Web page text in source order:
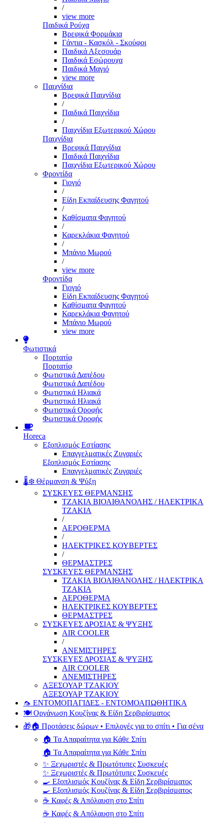
/
view more
Παιδικά Ρούχα
Βρεφικά Φορμάκια
Γάντια - Κασκόλ - Σκούφοι
Παιδικά Αξεσουάρ
Παιδικά Εσώρουχα
Παιδικά Μαγιό
view more
Παιχνίδια
Βρεφικά Παιχνίδια
/
Παιδικά Παιχνίδια
/
Παιχνίδια Εξωτερικού Χώρου
Παιχνίδια
Βρεφικά Παιχνίδια
Παιδικά Παιχνίδια
Παιχνίδια Εξωτερικού Χώρου
Φροντίδα
Γιογιό
/
Είδη Εκπαίδευσης Φαγητού
/
Καθίσματα Φαγητού
/
Καρεκλάκια Φαγητού
/
Μπάνιο Μωρού
/
view more
Φροντίδα
Γιογιό
Είδη Εκπαίδευσης Φαγητού
Καθίσματα Φαγητού
Καρεκλάκια Φαγητού
Μπάνιο Μωρού
view more
Φωτιστικά
Πορτατίφ
Πορτατίφ
Φωτιστικά Δαπέδου
Φωτιστικά Δαπέδου
Φωτιστικά Ηλιακά
Φωτιστικά Ηλιακά
Φωτιστικά Οροφής
Φωτιστικά Οροφής
Horeca
Εξοπλισμός Εστίασης
Επαγγελματικές Ζυγαριές
Εξοπλισμός Εστίασης
Επαγγελματικές Ζυγαριές
🌡️❄️ Θέρμανση & Ψύξη
ΣΥΣΚΕΥΕΣ ΘΕΡΜΑΝΣΗΣ
ΤΖΑΚΙΑ ΒΙΟΑΙΘΑΝΟΛΗΣ / ΗΛΕΚΤΡΙΚΑ
ΤΖΑΚΙΑ
/
ΑΕΡΟΘΕΡΜΑ
/
ΗΛΕΚΤΡΙΚΕΣ ΚΟΥΒΕΡΤΕΣ
/
ΘΕΡΜΑΣΤΡΕΣ
ΣΥΣΚΕΥΕΣ ΘΕΡΜΑΝΣΗΣ
ΤΖΑΚΙΑ ΒΙΟΑΙΘΑΝΟΛΗΣ / ΗΛΕΚΤΡΙΚΑ
ΤΖΑΚΙΑ
ΑΕΡΟΘΕΡΜΑ
ΗΛΕΚΤΡΙΚΕΣ ΚΟΥΒΕΡΤΕΣ
ΘΕΡΜΑΣΤΡΕΣ
ΣΥΣΚΕΥΕΣ ΔΡΟΣΙΑΣ & ΨΥΞΗΣ
AIR COOLER
/
ΑΝΕΜΙΣΤΗΡΕΣ
ΣΥΣΚΕΥΕΣ ΔΡΟΣΙΑΣ & ΨΥΞΗΣ
AIR COOLER
ΑΝΕΜΙΣΤΗΡΕΣ
ΑΞΕΣΟΥΑΡ ΤΖΑΚΙΟΥ
ΑΞΕΣΟΥΑΡ ΤΖΑΚΙΟΥ
🦟 ΕΝΤΟΜΟΠΑΓΙΔΕΣ - ΕΝΤΟΜΟΑΠΩΘΗΤΙΚΑ
🍽️ Οργάνωση Κουζίνας & Είδη Σερβιρίσματος
🎁🏠 Προτάσεις δώρων • Επιλογές για το σπίτι • Για σένα
🏠 Τα Απαραίτητα για Κάθε Σπίτι
🏠 Τα Απαραίτητα για Κάθε Σπίτι
✨ Ξεχωριστές & Πρωτότυπες Συσκευές
✨ Ξεχωριστές & Πρωτότυπες Συσκευές
🍳 Εξοπλισμός Κουζίνας & Είδη Σερβιρίσματος
🍳 Εξοπλισμός Κουζίνας & Είδη Σερβιρίσματος
☕ Καφές & Απόλαυση στο Σπίτι
☕ Καφές & Απόλαυση στο Σπίτι